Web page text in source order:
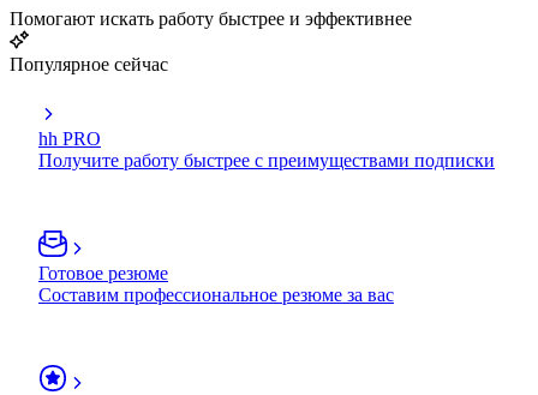
Помогают искать работу быстрее и эффективнее
Популярное сейчас
hh PRO
Получите работу быстрее с преимуществами подписки
Готовое резюме
Составим профессиональное резюме за вас